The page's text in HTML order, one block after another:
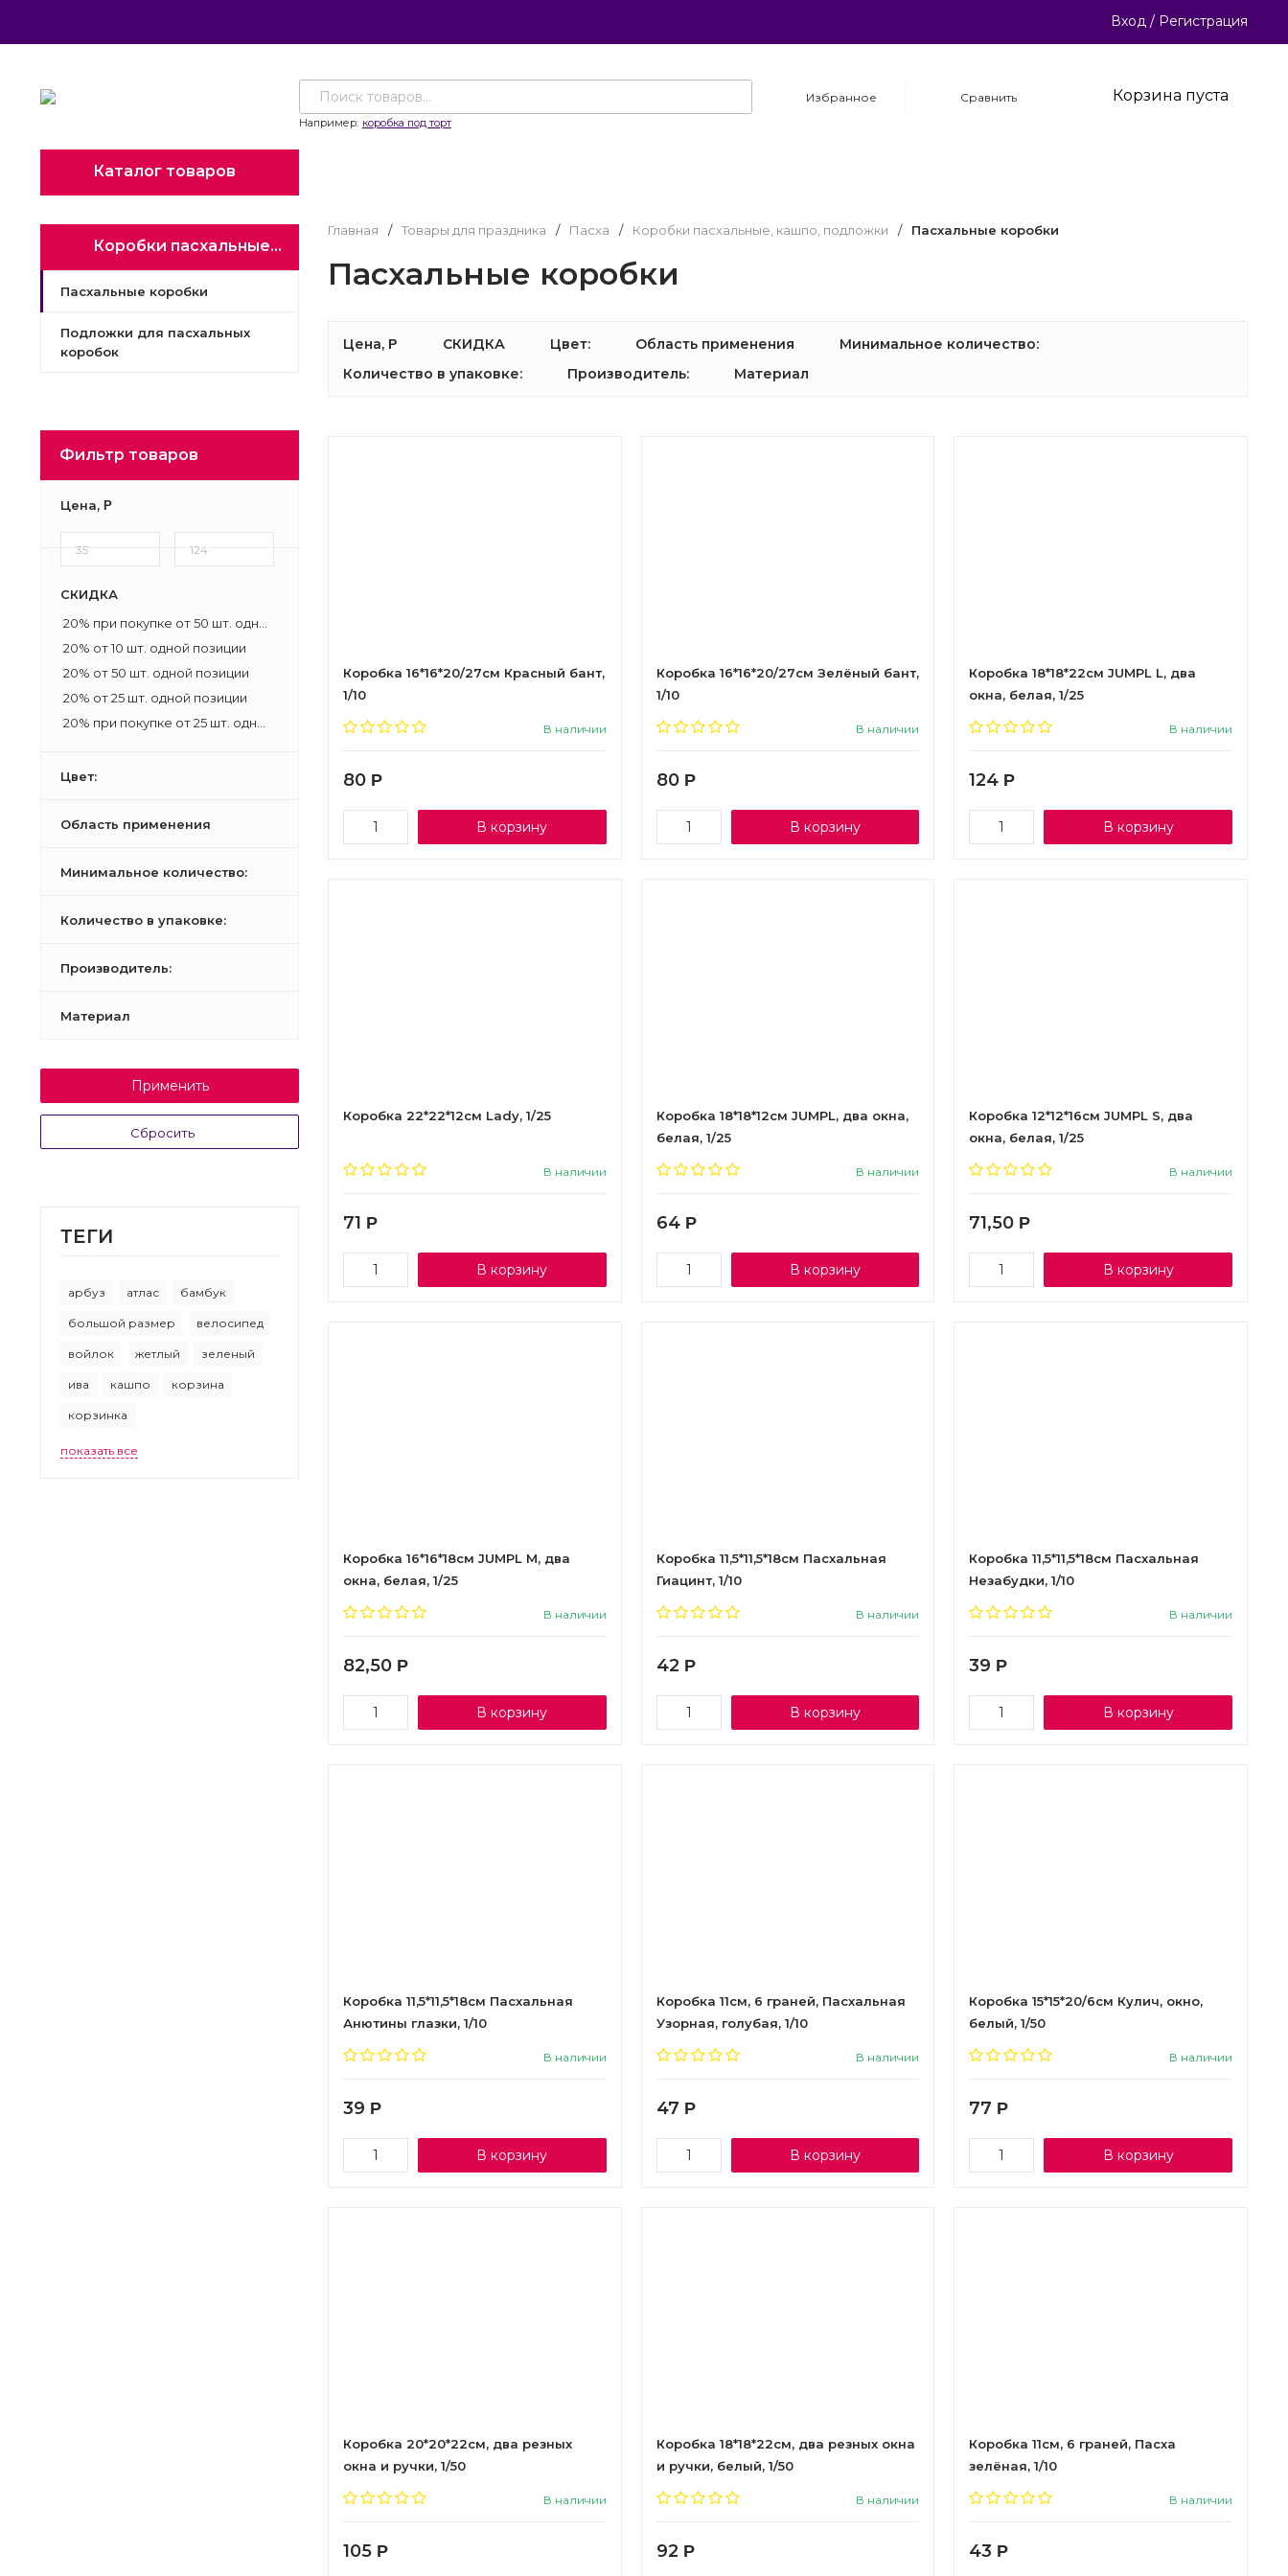
Вход / Регистрация
Например: коробка под торт
Избранное Сравнить Корзина пуста
Каталог товаров
Коробки пасхальные, кашпо, подложки
Пасхальные коробки
Подложки для пасхальных
коробок
Фильтр товаров
Цена, Р
СКИДКА
20% при покупке от 50 шт. одной позиции
20% от 10 шт. одной позиции
20% от 50 шт. одной позиции
20% от 25 шт. одной позиции
20% при покупке от 25 шт. одной позиции
Цвет:
Область применения
Минимальное количество:
Количество в упаковке:
Производитель:
Материал
Применить
Сбросить
ТEГИ
арбуз атлас бамбук
большой размер велосипед
войлок жетлый зеленый
ива кашпо корзина
корзинка
показать все
Главная / Товары для праздника / Пасха / Коробки пасхальные, кашпо, подложки / Пасхальные коробки
Пасхальные коробки
Цена, Р СКИДКА Цвет: Область применения
Минимальное количество:
Количество в упаковке:
Производитель: Материал
Коробка 16*16*20/27см Красный бант,
1/10
В наличии
80 Р
В корзину
Коробка 16*16*20/27см Зелёный бант,
1/10
В наличии
80 Р
В корзину
Коробка 18*18*22см JUMPL L, два
окна, белая, 1/25
В наличии
124 Р
В корзину
Коробка 22*22*12см Lady, 1/25
В наличии
71 Р
В корзину
Коробка 18*18*12см JUMPL, два окна,
белая, 1/25
В наличии
64 Р
В корзину
Коробка 12*12*16см JUMPL S, два
окна, белая, 1/25
В наличии
71,50 Р
В корзину
Коробка 16*16*18см JUMPL М, два
окна, белая, 1/25
В наличии
82,50 Р
В корзину
Коробка 11,5*11,5*18см Пасхальная
Гиацинт, 1/10
В наличии
42 Р
В корзину
Коробка 11,5*11,5*18см Пасхальная
Незабудки, 1/10
В наличии
39 Р
В корзину
Коробка 11,5*11,5*18см Пасхальная
Анютины глазки, 1/10
В наличии
39 Р
В корзину
Коробка 11см, 6 граней, Пасхальная
Узорная, голубая, 1/10
В наличии
47 Р
В корзину
Коробка 15*15*20/6см Кулич, окно,
белый, 1/50
В наличии
77 Р
В корзину
Коробка 20*20*22см, два резных
окна и ручки, 1/50
В наличии
105 Р
Коробка 18*18*22см, два резных окна
и ручки, белый, 1/50
В наличии
92 Р
Коробка 11см, 6 граней, Пасха
зелёная, 1/10
В наличии
43 Р